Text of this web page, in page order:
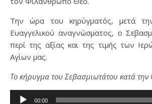
Την ώρα του κηρύγματός, μετά
Ευαγγελικού αναγνώσματος, ο
περί της αξίας και της τιμής των
Αγίων μας.
Το κήρυγμα του Σεβασμιωτάτου κατά την
Πρόγραμμα
00:00